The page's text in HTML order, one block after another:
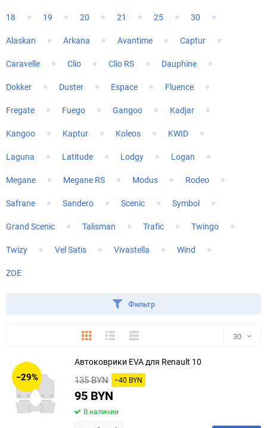
18 19 20 21 25 30
Alaskan Arkana Avantime Captur
Caravelle Clio Clio RS Dauphine
Dokker Duster Espace Fluence
Fregate Fuego Gangoo Kadjar
Kangoo Kaptur Koleos KWID
Laguna Latitude Lodgy Logan
Megane Megane RS Modus Rodeo
Safrane Sandero Scenic Symbol
Grand Scenic Talisman Trafic Twingo
Twizy Vel Satis Vivastella Wind
ZOE
Фильтр
ПлиткаПодробноКомпактно 30
−29%
Автоковрики EVA для Renault 10
135 BYN −40 BYN
95 BYN
В наличии